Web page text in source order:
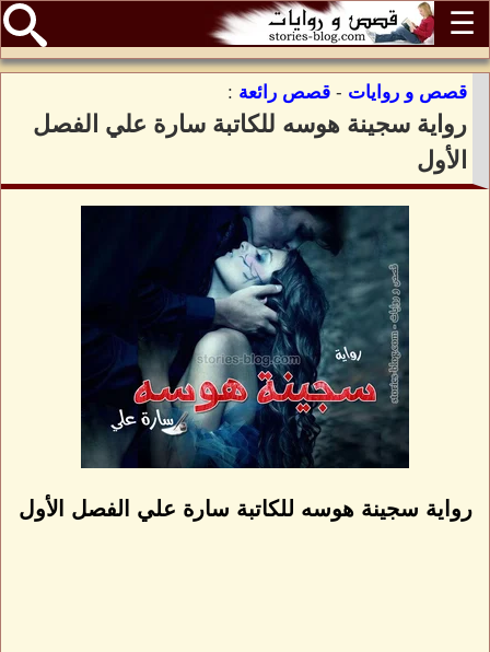
☰
قصص و روايات - قصص رائعة :
رواية سجينة هوسه للكاتبة سارة علي الفصل
الأول
رواية سجينة هوسه للكاتبة سارة علي الفصل الأول